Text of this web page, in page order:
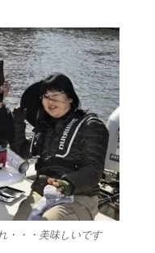
・・・美味しいです